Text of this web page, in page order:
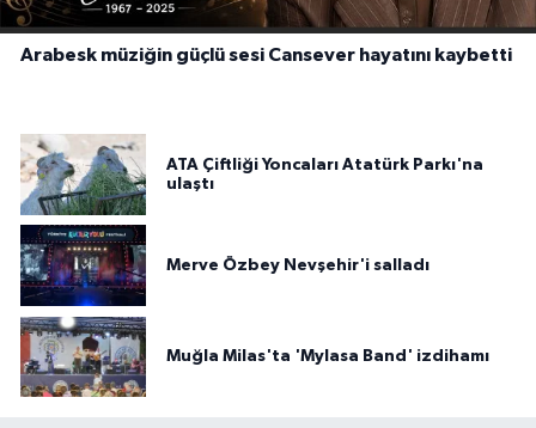
Arabesk müziğin güçlü sesi Cansever hayatını kaybetti
ATA Çiftliği Yoncaları Atatürk Parkı'na
ulaştı
Merve Özbey Nevşehir'i salladı
Muğla Milas'ta 'Mylasa Band' izdihamı